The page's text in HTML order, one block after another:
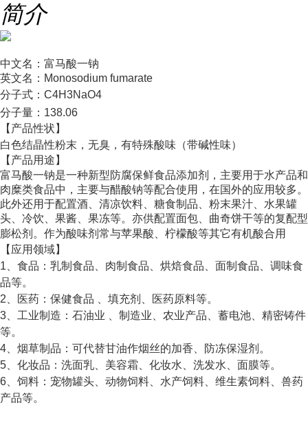
简介
中文名：富马酸一钠
英文名：Monosodium fumarate
分子式： C4H3NaO4
分子量： 138.06
【 产品性状】
白色结晶性粉末，无臭，有特殊酸味（带碱性味）
【 产品用途】
富马酸一钠是一种新型防腐保鲜食品添加剂，主要用于水产品和
肉糜类食品中，主要与醋酸钠等配合使用，在国外的应用较多。
此外还用于配置酒、清凉饮料、糖食制品、粉末果汁、水果罐
头、冷饮、果酱、果冻等。亦供配置面包、曲奇饼干等的复配型
膨松剂。作为酸味剂常与苹果酸、柠檬酸等其它有机酸合用
【应用领域】
1、食品：乳制食品、肉制食品、烘焙食品、面制食品、调味食
品等。
2、医药：保健食品 、填充剂、医药原料等。
3、工业制造：石油业 、制造业、农业产品、蓄电池、精密铸件
等。
4、烟草制品：可代替甘油作烟丝的加香、防冻保湿剂。
5、化妆品：洗面乳、美容霜、化妆水、洗发水、面膜等。
6、饲料：宠物罐头、动物饲料、水产饲料、维生素饲料、兽药
产品等。